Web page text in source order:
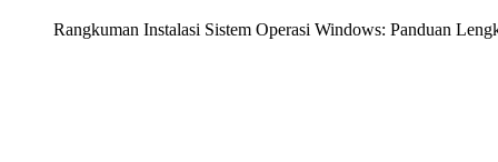
Rangkuman Instalasi Sistem Operasi Windows: Panduan